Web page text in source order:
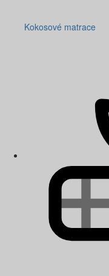
Kokosové matrace